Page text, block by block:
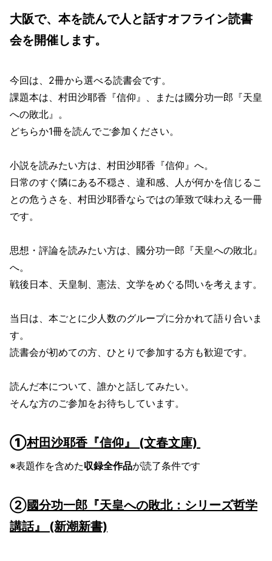
大阪で、本を読んで人と話すオフライン読書
会を開催します。
今回は、2冊から選べる読書会です。
課題本は、村田沙耶香『信仰』、または國分功一郎『天皇
への敗北』。
どちらか1冊を読んでご参加ください。
小説を読みたい方は、村田沙耶香『信仰』へ。
日常のすぐ隣にある不穏さ、違和感、人が何かを信じるこ
との危うさを、村田沙耶香ならではの筆致で味わえる一冊
です。
思想・評論を読みたい方は、國分功一郎『天皇への敗北』
へ。
戦後日本、天皇制、憲法、文学をめぐる問いを考えます。
当日は、本ごとに少人数のグループに分かれて語り合いま
す。
読書会が初めての方、ひとりで参加する方も歓迎です。
読んだ本について、誰かと話してみたい。
そんな方のご参加をお待ちしています。
①村田沙耶香『信仰』 (文春文庫)
※表題作を含めた収録全作品が読了条件です
②國分功一郎『天皇への敗北：シリーズ哲学
講話』 (新潮新書)